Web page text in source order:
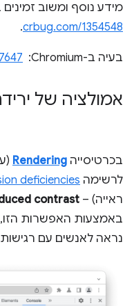
מידע נוסף ומשוב זמינים
crbug.com/1354548
.
בעיה ב-Chromium: ‏
אמולציה של
בכרטיסייה Rendering
לרשימה deficiencies
ראייה) – contrast
באמצעות האפשרות
נראה לאנשים עם